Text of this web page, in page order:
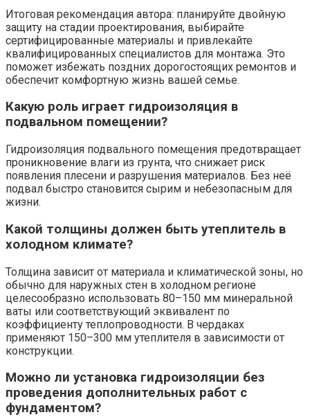
Итоговая рекомендация автора: планируйте двойную
защиту на стадии проектирования, выбирайте
сертифицированные материалы и привлекайте
квалифицированных специалистов для монтажа. Это
поможет избежать поздних дорогостоящих ремонтов и
обеспечит комфортную жизнь вашей семье.
Какую роль играет гидроизоляция в
подвальном помещении?
Гидроизоляция подвального помещения предотвращает
проникновение влаги из грунта, что снижает риск
появления плесени и разрушения материалов. Без неё
подвал быстро становится сырим и небезопасным для
жизни.
Какой толщины должен быть утеплитель в
холодном климате?
Толщина зависит от материала и климатической зоны, но
обычно для наружных стен в холодном регионе
целесообразно использовать 80–150 мм минеральной
ваты или соответствующий эквивалент по
коэффициенту теплопроводности. В чердаках
применяют 150–300 мм утеплителя в зависимости от
конструкции.
Можно ли установка гидроизоляции без
проведения дополнительных работ с
фундаментом?